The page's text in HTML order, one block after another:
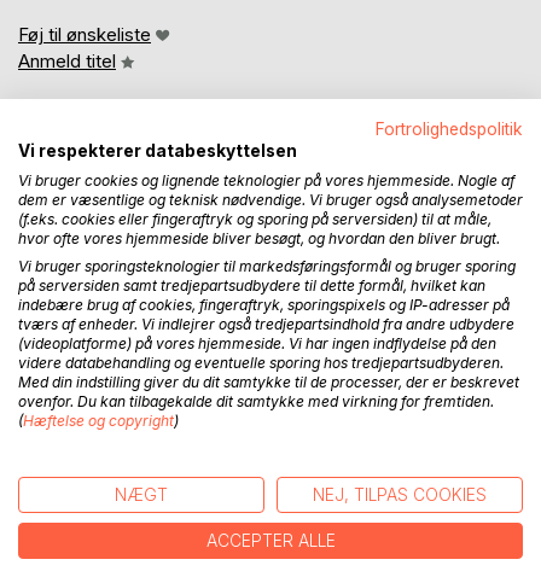
Føj til ønskeliste
Anmeld titel
BESKRIVELSE
Nærvær kan være svært at finde i en travl hverdag, og dog
har det så stor betydning for vores trivsel, vores relationer
og læring.
Personligt nærvær påvirker alle områder i arbejdet med
katalysator for børns faglige, personlige og sociale
udvikling. Vi kan medvirke til at skabe håb om en positiv
fremtid, i en verden vi knapt nok kan forestille os.
Fortrolighedspolitik
Vi respekterer databeskyttelsen
Vi bruger cookies og lignende teknologier på vores hjemmeside. Nogle af
dem er væsentlige og teknisk nødvendige. Vi bruger også analysemetoder
(f.eks. cookies eller fingeraftryk og sporing på serversiden) til at måle,
hvor ofte vores hjemmeside bliver besøgt, og hvordan den bliver brugt.
Vi bruger sporingsteknologier til markedsføringsformål og bruger sporing
på serversiden samt tredjepartsudbydere til dette formål, hvilket kan
indebære brug af cookies, fingeraftryk, sporingspixels og IP-adresser på
tværs af enheder. Vi indlejrer også tredjepartsindhold fra andre udbydere
(videoplatforme) på vores hjemmeside. Vi har ingen indflydelse på den
videre databehandling og eventuelle sporing hos tredjepartsudbyderen.
Med din indstilling giver du dit samtykke til de processer, der er beskrevet
ovenfor. Du kan tilbagekalde dit samtykke med virkning for fremtiden.
(Hæftelse og copyright)
NÆGT NEJ, TILPAS COOKIES
ACCEPTER ALLE